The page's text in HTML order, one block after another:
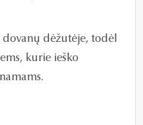
dėžutėje, todėl
kurie ieško